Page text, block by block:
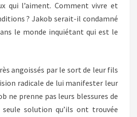
qui l’aiment. Comment vivre et
? Jakob serait-il condamné
le monde inquiétant qui est le
angoissés par le sort de leur fils
radicale de lui manifester leur
ne prenne pas leurs blessures de
seule solution qu’ils ont trouvée